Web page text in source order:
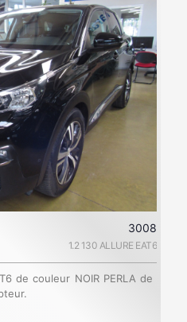
3008
1.2 130 ALLURE EAT6
de couleur NOIR PERLA de